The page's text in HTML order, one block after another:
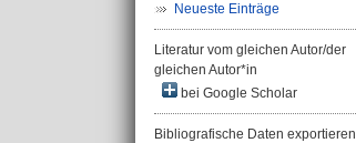
Neueste Einträge
Literatur vom gleichen Autor/der
gleichen Autor*in
bei Google Scholar
Bibliografische Daten exportieren